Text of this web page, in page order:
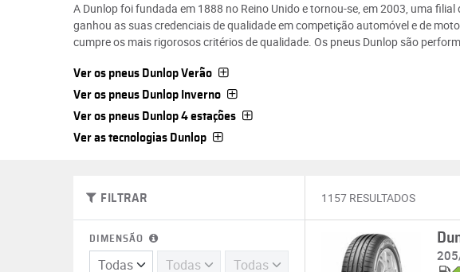
A Dunlop foi fundada em 1888 no Reino Unido e tornou-se, em 2003, uma
ganhou as suas credenciais de qualidade em competição automóvel e de
cumpre os mais rigorosos critérios de qualidade. Os pneus Dunlop são
Ver os pneus Dunlop Verão
Ver os pneus Dunlop Inverno
Ver os pneus Dunlop 4 estações
Ver as tecnologias Dunlop
FILTRAR
DIMENSÃO
1157 RESULTADOS